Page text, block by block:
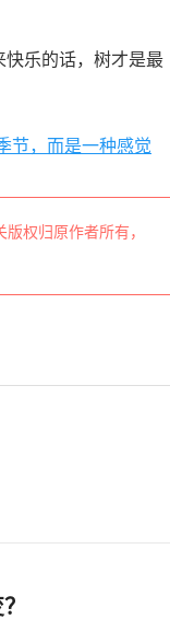
快乐的话，树才是最
节，而是一种感觉
权归原作者所有，